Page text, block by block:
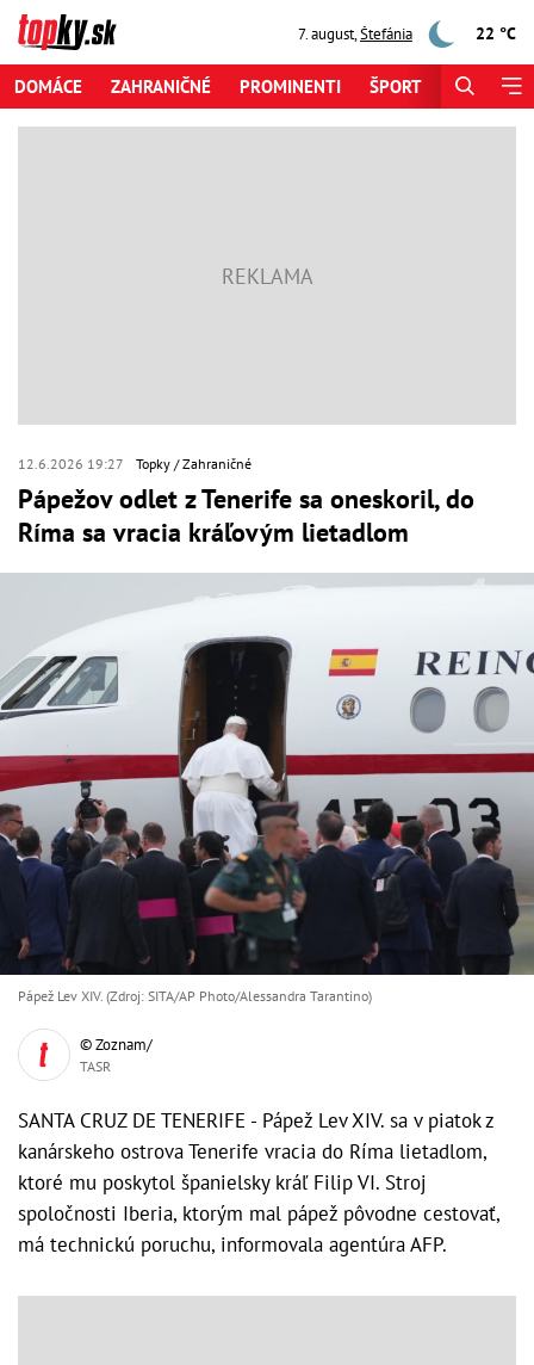
7. august,Štefánia 22 °C
DOMÁCE ZAHRANIČNÉ PROMINENTI ŠPORT
12.6.2026 19:27 Topky Zahraničné
Pápežov odlet z Tenerife sa oneskoril, do
Ríma sa vracia kráľovým lietadlom
Pápež Lev XIV. (Zdroj: SITA/AP Photo/Alessandra Tarantino)
© Zoznam/
TASR
SANTA CRUZ DE TENERIFE - Pápež Lev XIV. sa v piatok z
kanárskeho ostrova Tenerife vracia do Ríma lietadlom,
ktoré mu poskytol španielsky kráľ Filip VI. Stroj
spoločnosti Iberia, ktorým mal pápež pôvodne cestovať,
má technickú poruchu, informovala agentúra AFP.